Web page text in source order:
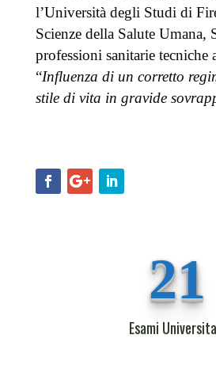
l’Università degli Studi di
Scienze della Salute Umana,
professioni sanitarie tecniche
“Influenza di un corretto
stile di vita in gravide
21
Esami